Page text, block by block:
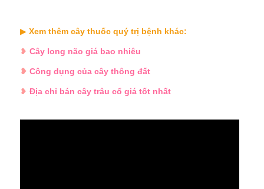
▶ Xem thêm cây thuốc quý trị bệnh khác:
❥ Cây long não giá bao nhiêu
❥ Công dụng của cây thông đất
❥ Địa chỉ bán cây trâu cổ giá tốt nhất